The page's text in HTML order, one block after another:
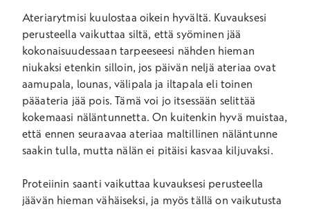
Ateriarytmisi kuulostaa oikein hyvältä. Kuvauksesi
perusteella vaikuttaa siltä, että syöminen jää
kokonaisuudessaan tarpeeseesi nähden hieman
niukaksi etenkin silloin, jos päivän neljä ateriaa ovat
aamupala, lounas, välipala ja iltapala eli toinen
pääateria jää pois. Tämä voi jo itsessään selittää
kokemaasi näläntunnetta. On kuitenkin hyvä muistaa,
että ennen seuraavaa ateriaa maltillinen näläntunne
saakin tulla, mutta nälän ei pitäisi kasvaa kiljuvaksi.
Proteiinin saanti vaikuttaa kuvauksesi perusteella
jäävän hieman vähäiseksi, ja myös tällä on vaikutusta